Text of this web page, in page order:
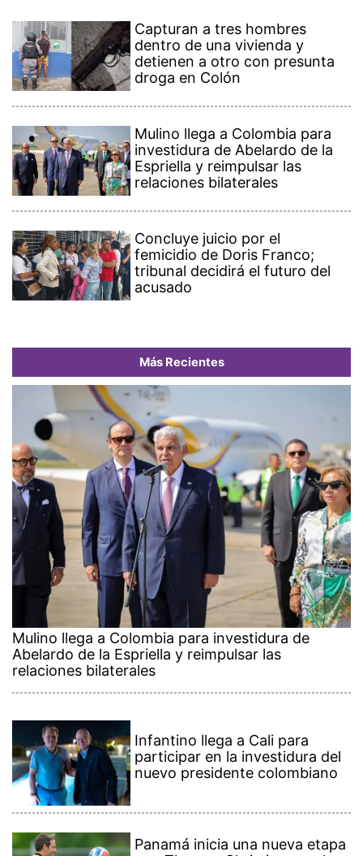
Capturan a tres hombres
dentro de una vivienda y
detienen a otro con presunta
droga en Colón
Mulino llega a Colombia para
investidura de Abelardo de la
Espriella y reimpulsar las
relaciones bilaterales
Concluye juicio por el
femicidio de Doris Franco;
tribunal decidirá el futuro del
acusado
Más Recientes
Mulino llega a Colombia para investidura de
Abelardo de la Espriella y reimpulsar las
relaciones bilaterales
Infantino llega a Cali para
participar en la investidura del
nuevo presidente colombiano
Panamá inicia una nueva etapa